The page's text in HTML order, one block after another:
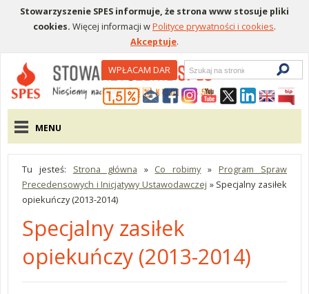
Stowarzyszenie SPES informuje, że strona www stosuje pliki
cookies. Więcej informacji wPolityce prywatności i cookies.
Akceptuje.
Menu pomocniczeWPŁACAM DAR
Wyszukiwarka
Menu główne
MENU
Tu jesteś: Strona główna » Co robimy» Program Spraw
Precedensowych i Inicjatywy Ustawodawczej » Specjalny zasiłek
opiekuńczy (2013-2014)
Specjalny zasiłek
opiekuńczy (2013-2014)